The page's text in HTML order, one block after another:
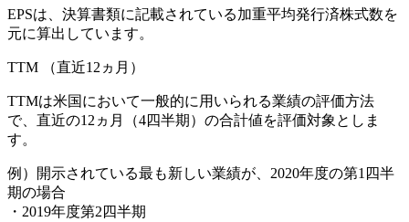
EPSは、決算書類に記載されている加重平均発行済株式数を
元に算出しています。
TTM （直近12ヵ月）
TTMは米国において一般的に用いられる業績の評価方法
で、直近の12ヵ月（4四半期）の合計値を評価対象としま
す。
例）開示されている最も新しい業績が、2020年度の第1四半
期の場合
・2019年度第2四半期